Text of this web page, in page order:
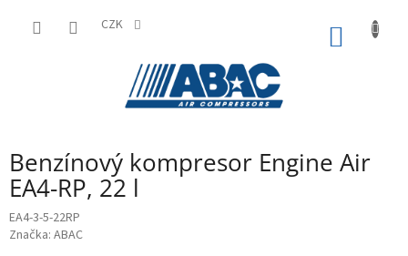
CZK
Benzínový kompresor Engine Air
EA4-RP, 22 l
EA4-3-5-22RP
Značka: ABAC